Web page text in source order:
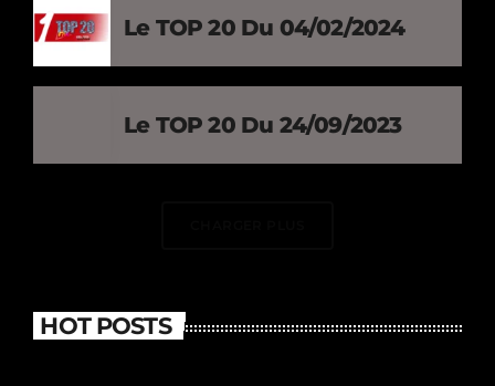
Le TOP 20 Du 04/02/2024
Le TOP 20 Du 24/09/2023
HOT POSTS